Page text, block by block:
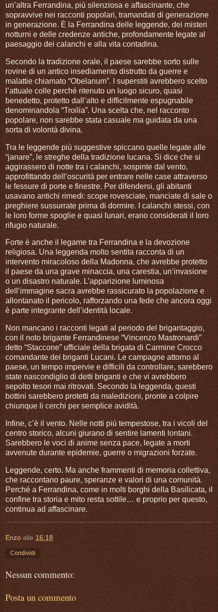
un’altra Ferrandina, più silenziosa e affascinante, che
sopravvive nei racconti popolari, tramandati di generazione
in generazione. È la Ferrandina delle leggende, dei misteri
notturni e delle credenze antiche, profondamente legate al
paesaggio dei calanchi e alla vita contadina.
Secondo la tradizione orale, il paese sarebbe sorto sulle
rovine di un antico insediamento distrutto da guerre e
malattie chiamato “Obelanum”. I superstiti avrebbero scelto
l’attuale colle perché ritenuto un luogo sicuro, quasi
benedetto, protetto dall’alto e difficilmente espugnabile
denominandola “Troilia”. Una scelta che, nel racconto
popolare, non sarebbe stata casuale ma guidata da una
sorta di volontà divina.
Tra le leggende più suggestive spiccano quelle legate alle
“janare”, le streghe della tradizione lucana. Si dice che si
aggirassero di notte tra i calanchi, sospinte dal vento,
approfittando dell’oscurità per entrare nelle case attraverso
le fessure di porte e finestre. Per difendersi, gli abitanti
usavano antichi rimedi: scope rovesciate, manciate di sale o
preghiere sussurrate prima di dormire. I calanchi stessi, con
le loro forme spoglie e quasi lunari, erano considerati il loro
rifugio naturale.
Forte è anche il legame tra Ferrandina e la devozione
religiosa. Una leggenda molto sentita racconta di un
intervento miracoloso della Madonna, che avrebbe protetto
il paese da una grave minaccia, una carestia, un’invasione
o un disastro naturale. L’apparizione luminosa
dell’immagine sacra avrebbe rassicurato la popolazione e
allontanato il pericolo, rafforzando una fede che ancora oggi
è parte integrante dell’identità locale.
Non mancano i racconti legati al periodo del brigantaggio,
con il noto brigante Ferrandinese “Vincenzo Mastronardi”
detto “Staccone” ufficiale della brigata di Carmine Crocco
comandante dei briganti Lucani. Le campagne attorno al
paese, un tempo impervie e difficili da controllare, sarebbero
state nascondiglio di detti briganti e che vi avrebbero
sepolto tesori mai ritrovati. Secondo la leggenda, questi
bottini sarebbero protetti da maledizioni, pronte a colpire
chiunque li cerchi per semplice avidità.
Infine, c’è il vento. Nelle notti più tempestose, tra i vicoli del
centro storico, alcuni giurano di sentire lamenti lontani.
Sarebbero le voci di anime senza pace, legate a morti
avvenute durante epidemie, guerre o migrazioni forzate.
Leggende, certo. Ma anche frammenti di memoria collettiva,
che raccontano paure, speranze e valori di una comunità.
Perché a Ferrandina, come in molti borghi della Basilicata, il
confine tra storia e mito resta sottile… e proprio per questo,
continua ad affascinare.
Enzo alle 16:18
Condividi
Nessun commento:
Posta un commento